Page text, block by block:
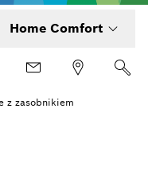
Home Comfort
z zasobnikiem